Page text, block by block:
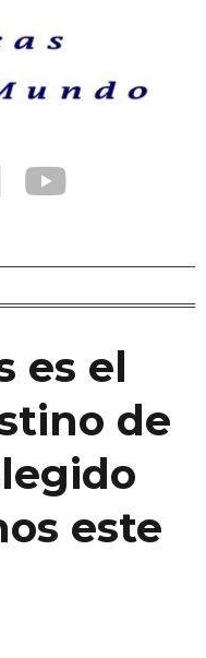
es el
de
este